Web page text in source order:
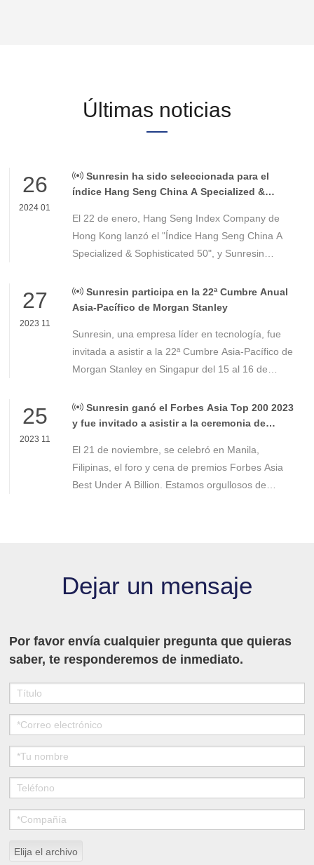
Últimas noticias
26
2024 01
Sunresin ha sido seleccionada para el
índice Hang Seng China A Specialized &
El 22 de enero, Hang Seng Index Company de
Hong Kong lanzó el "Índice Hang Seng China A
Specialized & Sophisticated 50", y Sunresin
acción constituyente. Al 12 de enero de 2024, la
proporción era del 2,78%.
27
2023 11
Sunresin participa en la 22ª Cumbre Anual
Asia-Pacífico de Morgan Stanley
Sunresin, una empresa líder en tecnología, fue
invitada a asistir a la 22ª Cumbre Asia-Pacífico de
Morgan Stanley en Singapur del 15 al 16 de
fundamental para los inversores institucionales en
la región de Asia y el Pacífico.
25
2023 11
Sunresin ganó el Forbes Asia Top 200 2023
y fue invitado a asistir a la ceremonia de
El 21 de noviembre, se celebró en Manila,
Filipinas, el foro y cena de premios Forbes Asia
Best Under A Billion. Estamos orgullosos de
Dejar un mensaje
Por favor envía cualquier pregunta que quieras
saber, te responderemos de inmediato.
Elija el archivo